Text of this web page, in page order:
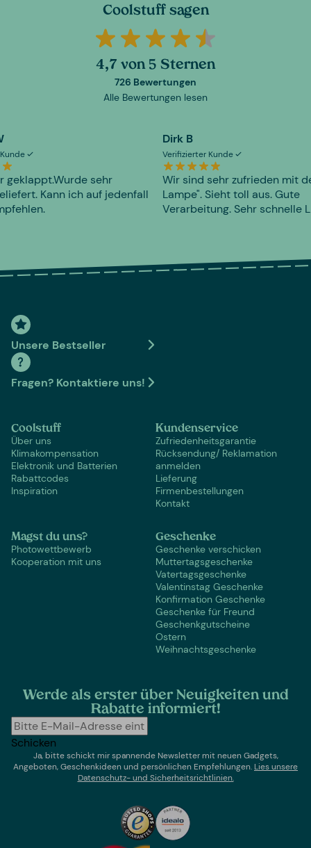
Coolstuff sagen
4,7 von 5 Sternen
726 Bewertungen
Alle Bewertungen lesen
geklappt.Wurde sehr
Kann ich auf jedenfall
Dirk B
Verifizierter Kunde
Wir sind sehr zufrieden mit
Lampe". Sieht toll aus. Gute
Verarbeitung. Sehr schnelle
Unsere Bestseller
Fragen? Kontaktiere uns!
Coolstuff
Über uns
Klimakompensation
Elektronik und Batterien
Rabattcodes
Inspiration
Kundenservice
Zufriedenheitsgarantie
Rücksendung/ Reklamation
anmelden
Lieferung
Firmenbestellungen
Kontakt
Magst du uns?
Photowettbewerb
Kooperation mit uns
Geschenke
Geschenke verschicken
Muttertagsgeschenke
Vatertagsgeschenke
Valentinstag Geschenke
Konfirmation Geschenke
Geschenke für Freund
Geschenkgutscheine
Ostern
Weihnachtsgeschenke
Werde als erster über Neuigkeiten und
Rabatte informiert!
Schicken
Ja, bitte schickt mir spannende Newsletter mit neuen Gadgets,
Angeboten, Geschenkideen und persönlichen Empfehlungen. Lies unsere
Datenschutz- und Sicherheitsrichtlinien.